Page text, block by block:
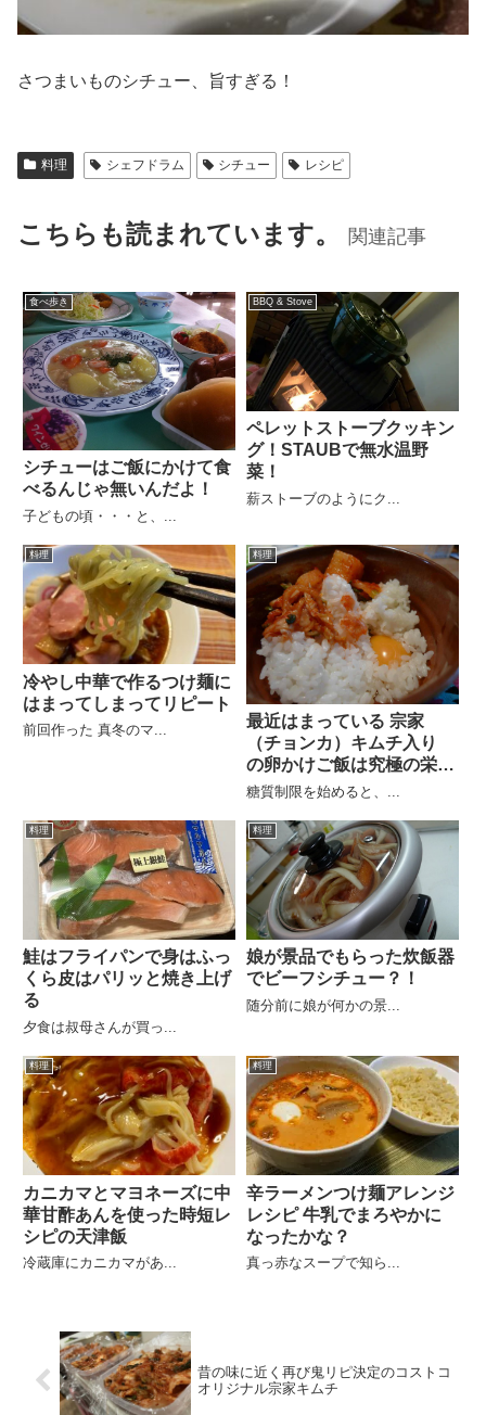
さつまいものシチュー、旨すぎる！
料理 シェフドラム シチュー レシピ
こちらも読まれています。 関連記事
食べ歩き
シチューはご飯にかけて食
べるんじゃ無いんだよ！
子どもの頃・・・と、...
BBQ & Stove
ペレットストーブクッキン
グ！STAUBで無水温野
菜！
薪ストーブのようにク...
料理
冷やし中華で作るつけ麺に
はまってしまってリピート
前回作った 真冬のマ...
料理
最近はまっている 宗家
（チョンカ）キムチ入り
の卵かけご飯は究極の栄養
食！
糖質制限を始めると、...
料理
鮭はフライパンで身はふっ
くら皮はパリッと焼き上げ
る
夕食は叔母さんが買っ...
料理
娘が景品でもらった炊飯器
でビーフシチュー？！
随分前に娘が何かの景...
料理
カニカマとマヨネーズに中
華甘酢あんを使った時短レ
シピの天津飯
冷蔵庫にカニカマがあ...
料理
辛ラーメンつけ麺アレンジ
レシピ 牛乳でまろやかに
なったかな？
真っ赤なスープで知ら...
昔の味に近く再び鬼リピ決定のコストコ
オリジナル宗家キムチ